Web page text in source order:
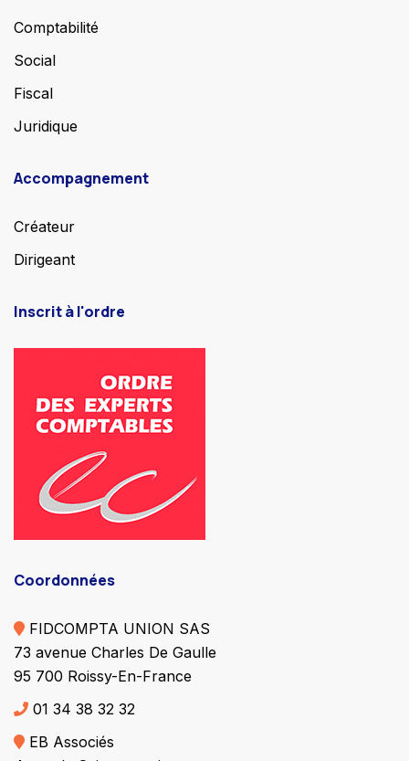
Comptabilité
Social
Fiscal
Juridique
Accompagnement
Créateur
Dirigeant
Inscrit à l'ordre
Coordonnées
FIDCOMPTA UNION SAS
73 avenue Charles De Gaulle
95 700 Roissy-En-France
01 34 38 32 32
EB Associés